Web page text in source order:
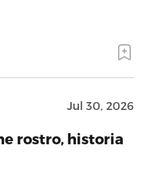
Jul 30, 2026
rostro, historia